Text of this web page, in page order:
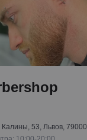
Калины, 53, Львов, 79000